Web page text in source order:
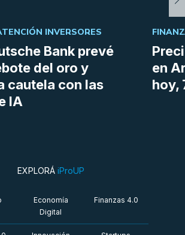
Bank prevé
del oro y
cautela con las
IA
INVERSORES
en
hoy,
EXPLORÁ iProUP
Economía
Digital
Finanzas 4.0